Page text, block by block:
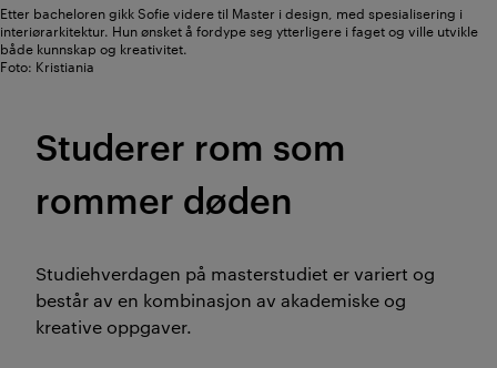
Etter bacheloren gikk Sofie videre til Master i design, med spesialisering i
interiørarkitektur. Hun ønsket å fordype seg ytterligere i faget og ville utvikle
både kunnskap og kreativitet.
Foto: Kristiania
Studerer rom som
rommer døden
Studiehverdagen på masterstudiet er variert og
består av en kombinasjon av akademiske og
kreative oppgaver.